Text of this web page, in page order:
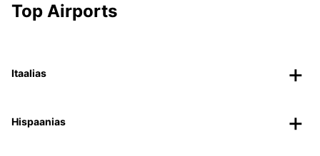
Top Airports
Itaalias
Hispaanias